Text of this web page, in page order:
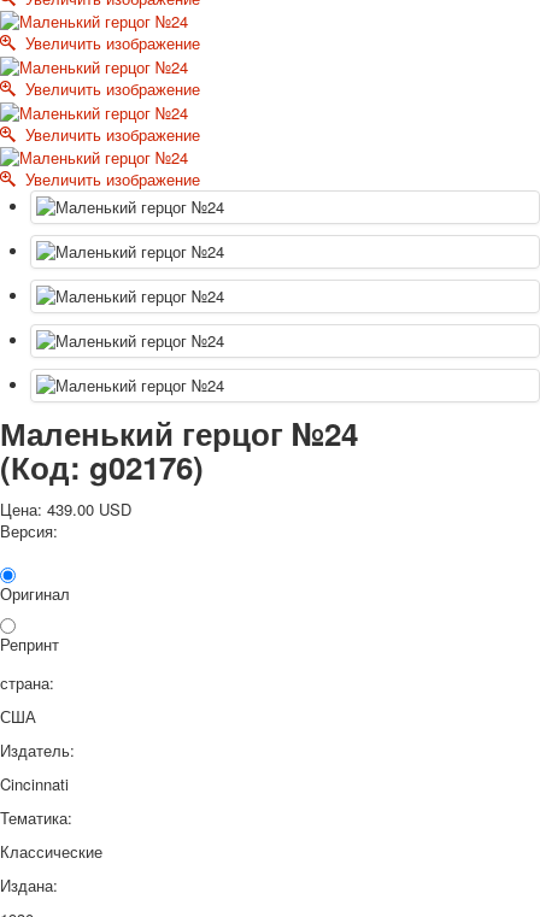
Октябрьская революция
С рождеством
Пасха
9 мая - день победы
Разные пожелания
1 сентября школа
Приглашение
Новости
Новости карточных колод
Новости открыток
О сайте
Ссылки
Наше видео
доставка
Избранное
Увеличить изображение
Увеличить изображение
Увеличить изображение
Увеличить изображение
Маленький герцог №24
(Код: g02176)
Цена: 439.00 USD
Версия:
Оригинал
Репринт
страна:
США
Издатель:
Cincinnati
Тематика:
Классические
Издана: